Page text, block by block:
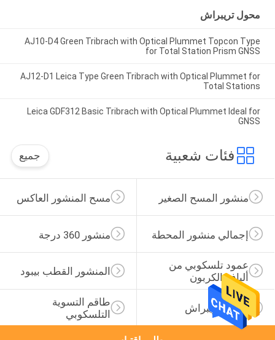
محول تريبراش
AJ10-D4 Green Tribrach with Optical Plummet Topcon Type
for Total Station Prism GNSS
AJ12-D1 Leica Type Green Tribrach with Optical Plummet for
Total Stations
Leica GDF312 Basic Tribrach with Optical Plummet Ideal for
GNSS
فئات شعبية جميع
مسح المنشور العاكس منشور المسح الصغير
منشور 360 درجة إجمالي منشور المحطة
المنشور القطب بيبود
عمود تلسكوبي من
ألياف الكربون
طاقم التسوية
التلسكوبي
محول تريبراش